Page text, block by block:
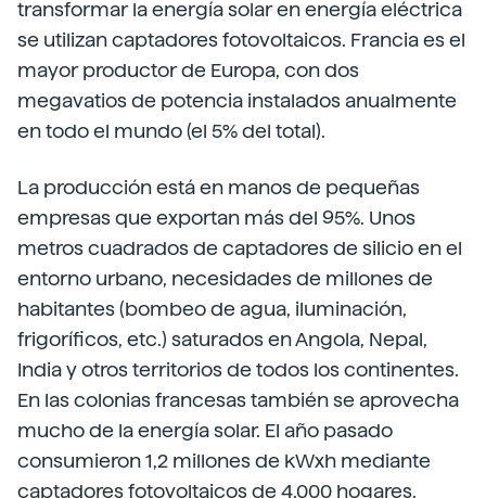
transformar la energía solar en energía eléctrica
se utilizan captadores fotovoltaicos. Francia es el
mayor productor de Europa, con dos
megavatios de potencia instalados anualmente
en todo el mundo (el 5% del total).
La producción está en manos de pequeñas
empresas que exportan más del 95%. Unos
metros cuadrados de captadores de silicio en el
entorno urbano, necesidades de millones de
habitantes (bombeo de agua, iluminación,
frigoríficos, etc.) saturados en Angola, Nepal,
India y otros territorios de todos los continentes.
En las colonias francesas también se aprovecha
mucho de la energía solar. El año pasado
consumieron 1,2 millones de kWxh mediante
captadores fotovoltaicos de 4.000 hogares.